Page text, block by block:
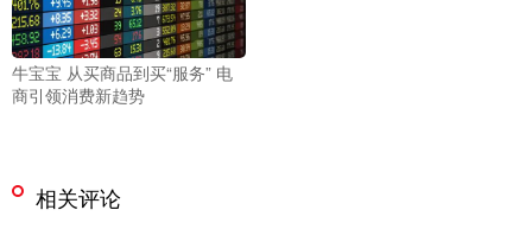
牛宝宝 从买商品到买“服务” 电
商引领消费新趋势
相关评论